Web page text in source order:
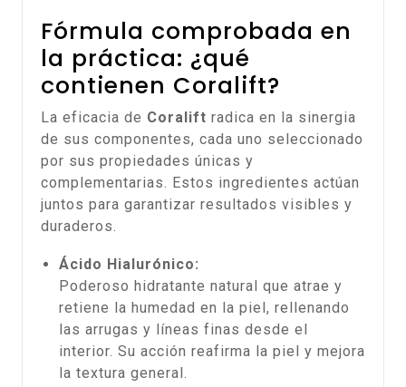
Fórmula comprobada en
la práctica: ¿qué
contienen Coralift?
La eficacia de Coralift radica en la sinergia
de sus componentes, cada uno seleccionado
por sus propiedades únicas y
complementarias. Estos ingredientes actúan
juntos para garantizar resultados visibles y
duraderos.
Ácido Hialurónico:
Poderoso hidratante natural que atrae y
retiene la humedad en la piel, rellenando
las arrugas y líneas finas desde el
interior. Su acción reafirma la piel y mejora
la textura general.